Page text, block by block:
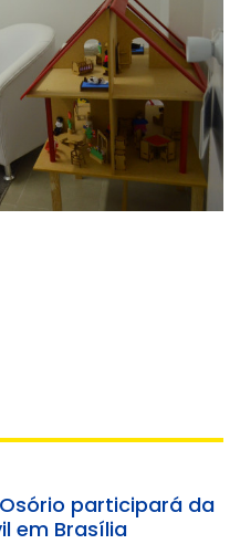
Osório participará da
em Brasília